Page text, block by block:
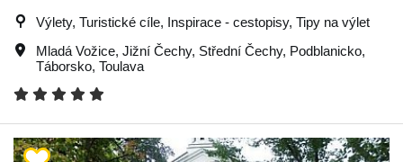
Výlety, Turistické cíle, Inspirace - cestopisy, Tipy na výlet
Mladá Vožice, Jižní Čechy, Střední Čechy, Podblanicko,
Táborsko, Toulava